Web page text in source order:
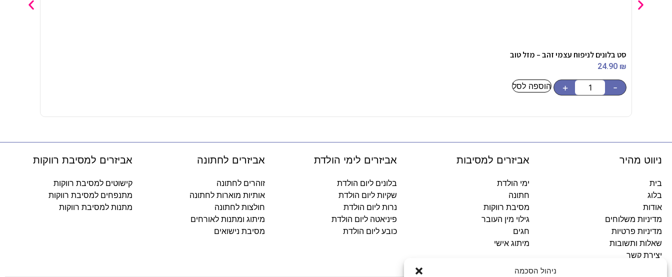
ניהול הסכמה
סט בלונים לניפוח עצמי זהב – מזל טוב
24.90 ₪
-
+ הוספה לסל
ניווט מהיר
בית
בלוג
אודות
מדיניות משלוחים
מדיניות פרטיות
שאלות ותשובות
יצירת קשר
אביזרים למסיבות
ימי הולדת
חתונה
מסיבת רווקות
גילוי מין העובר
חגים
מיתוג אישי
אביזרים לימי הולדת
בלונים ליום הולדת
שקיות ליום הולדת
נרות ליום הולדת
פיניאטה ליום הולדת
כובע ליום הולדת
אביזרים לחתונה
זוהרים לחתונה
אותיות מוארות לחתונה
חולצות לחתונה
מיתוג ומתנות לאורחים
מסיבת נישואים
אביזרים למסיבת רווקות
קישוטים למסיבת רווקות
מתנפחים למסיבת רווקות
מתנות למסיבת רווקות